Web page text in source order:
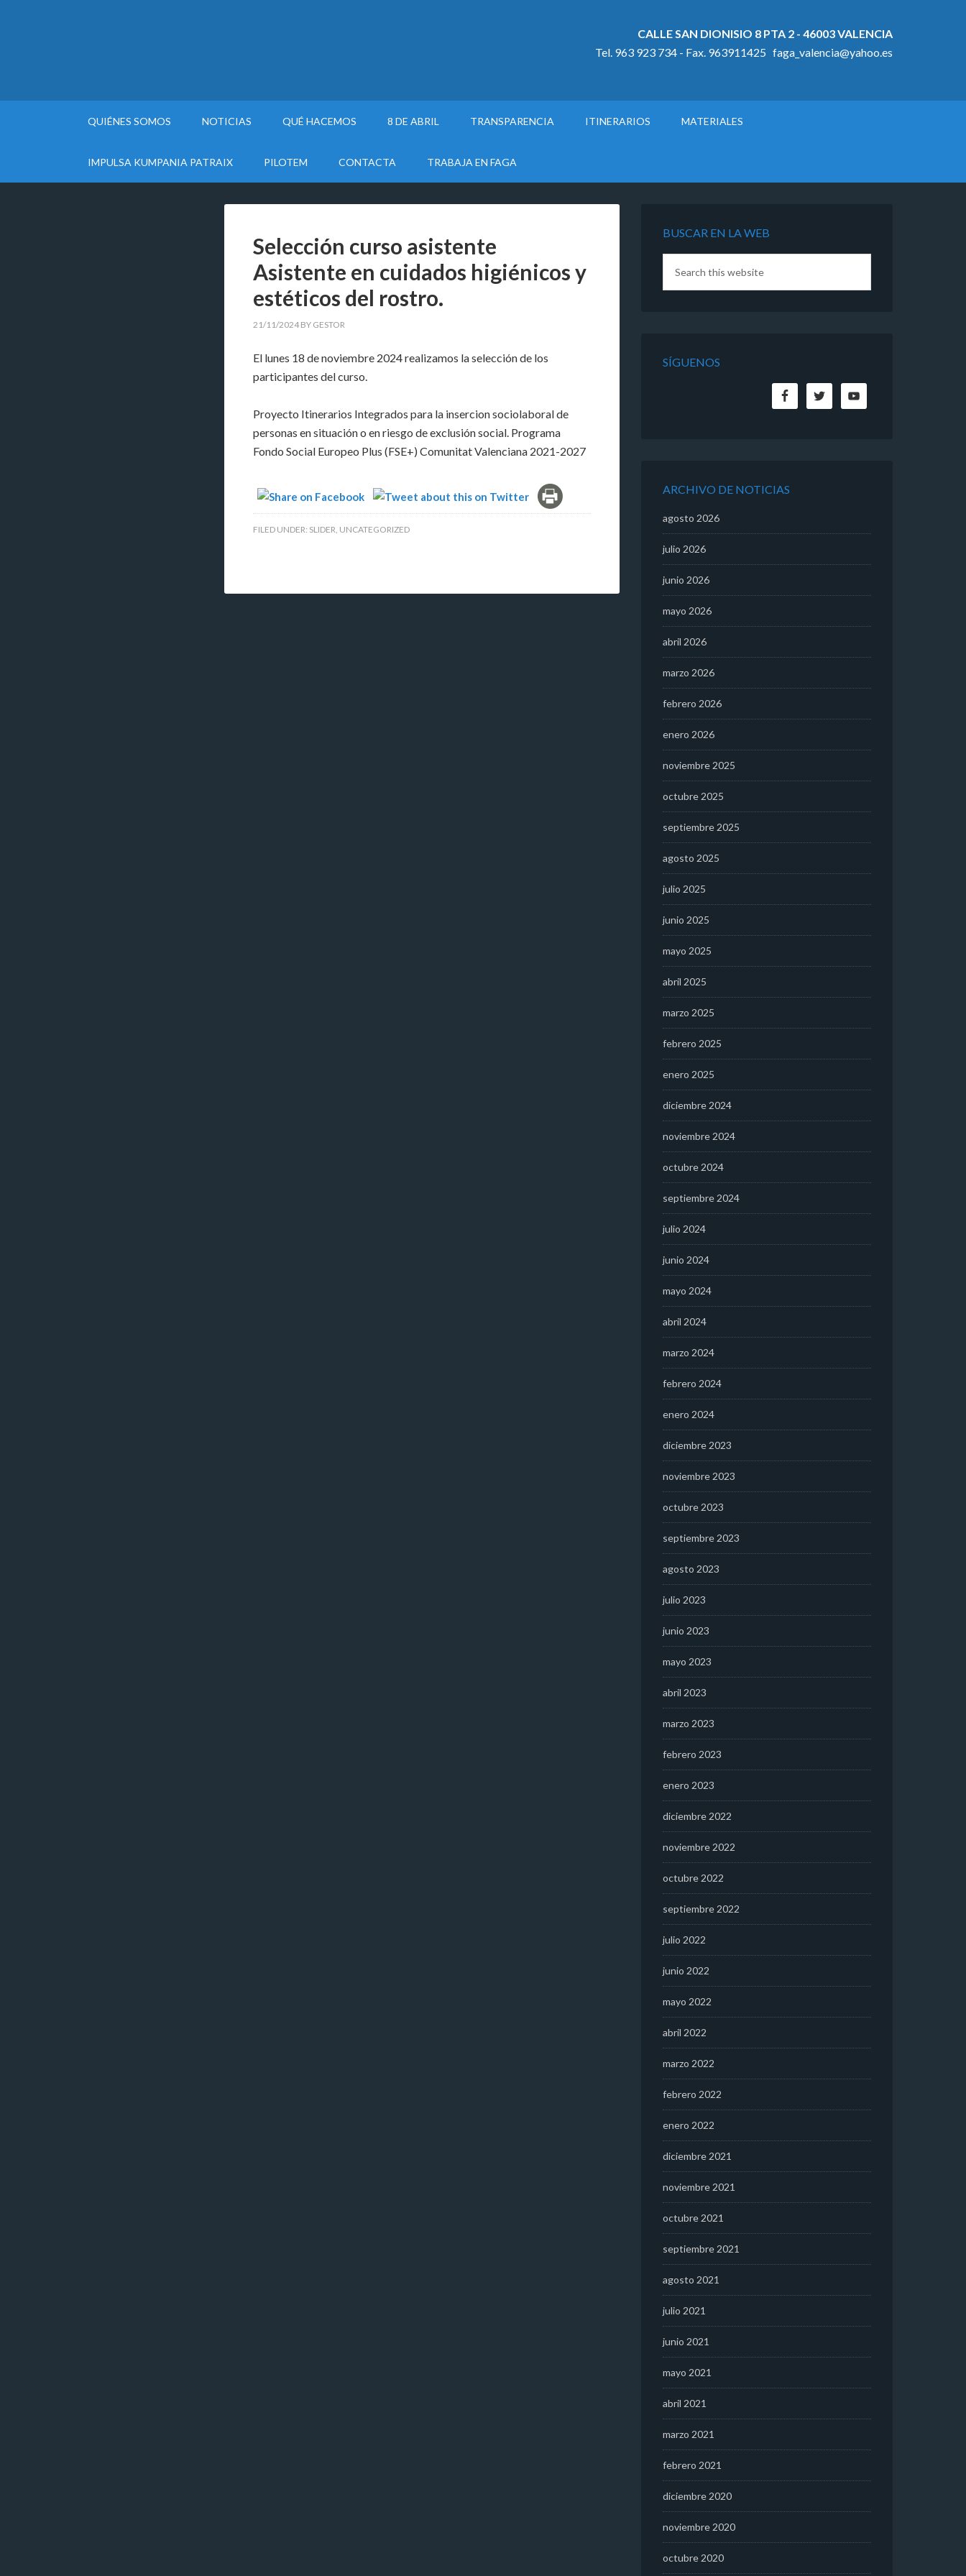
CALLE SAN DIONISIO 8 PTA 2 - 46003 VALENCIA
Tel. 963 923 734 - Fax. 963911425 faga_valencia@yahoo.es
QUIÉNES SOMOS NOTICIAS QUÉ HACEMOS 8 DE ABRIL TRANSPARENCIA ITINERARIOS MATERIALES
IMPULSA KUMPANIA PATRAIX PILOTEM CONTACTA TRABAJA EN FAGA
Selección curso asistente
Asistente en cuidados higiénicos y
estéticos del rostro.
21/11/2024 BY GESTOR
El lunes 18 de noviembre 2024 realizamos la selección de los
participantes del curso.
Proyecto Itinerarios Integrados para la insercion sociolaboral de
personas en situación o en riesgo de exclusión social. Programa
Fondo Social Europeo Plus (FSE+) Comunitat Valenciana 2021-2027
FILED UNDER: SLIDER, UNCATEGORIZED
BUSCAR EN LA WEB
SÍGUENOS
ARCHIVO DE NOTICIAS
agosto 2026
julio 2026
junio 2026
mayo 2026
abril 2026
marzo 2026
febrero 2026
enero 2026
noviembre 2025
octubre 2025
septiembre 2025
agosto 2025
julio 2025
junio 2025
mayo 2025
abril 2025
marzo 2025
febrero 2025
enero 2025
diciembre 2024
noviembre 2024
octubre 2024
septiembre 2024
julio 2024
junio 2024
mayo 2024
abril 2024
marzo 2024
febrero 2024
enero 2024
diciembre 2023
noviembre 2023
octubre 2023
septiembre 2023
agosto 2023
julio 2023
junio 2023
mayo 2023
abril 2023
marzo 2023
febrero 2023
enero 2023
diciembre 2022
noviembre 2022
octubre 2022
septiembre 2022
julio 2022
junio 2022
mayo 2022
abril 2022
marzo 2022
febrero 2022
enero 2022
diciembre 2021
noviembre 2021
octubre 2021
septiembre 2021
agosto 2021
julio 2021
junio 2021
mayo 2021
abril 2021
marzo 2021
febrero 2021
diciembre 2020
noviembre 2020
octubre 2020